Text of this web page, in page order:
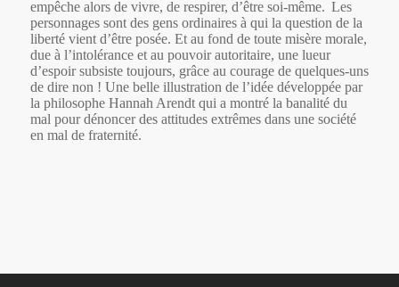
empêche alors de vivre, de respirer, d’être soi-même. Les
personnages sont des gens ordinaires à qui la question de la
liberté vient d’être posée. Et au fond de toute misère morale,
due à l’intolérance et au pouvoir autoritaire, une lueur
d’espoir subsiste toujours, grâce au courage de quelques-uns
de dire non ! Une belle illustration de l’idée développée par
la philosophe Hannah Arendt qui a montré la banalité du
mal pour dénoncer des attitudes extrêmes dans une société
en mal de fraternité.